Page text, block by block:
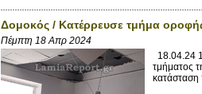
Δομοκός / Κατέρρευσε τμήμα
Πέμπτη 18 Απρ 2024
18.04.24
τμήματος
κατάσταση